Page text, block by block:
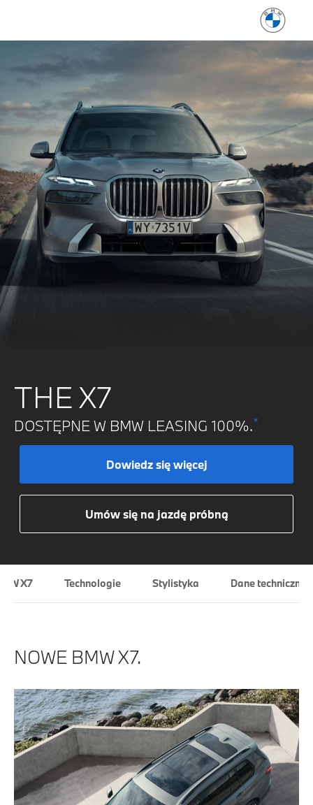
THE X7
DOSTĘPNE W BMW LEASING 100%.*
Dowiedz się więcej
Umów się na jazdę próbną
BMW X7 Technologie Stylistyka Dane
NOWE BMW X7.